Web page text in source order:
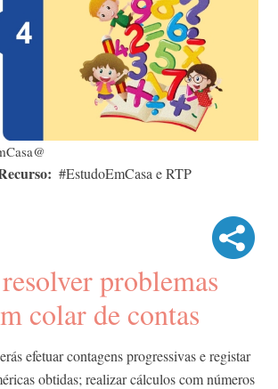
#EstudoEmCasa e RTP
problemas
colar de contas
efetuar contagens progressivas e registar
obtidas; realizar cálculos com números